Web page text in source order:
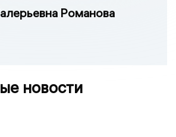
Романова
новости